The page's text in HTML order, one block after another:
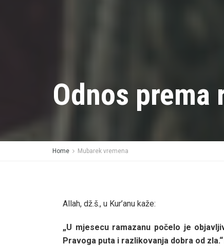
Odnos prema
Home Mubarek vremena
Allah, dž.š., u Kur’anu kaže:
„U mjesecu ramazanu počelo je
Pravoga puta i razlikovanja dobra od zla.“